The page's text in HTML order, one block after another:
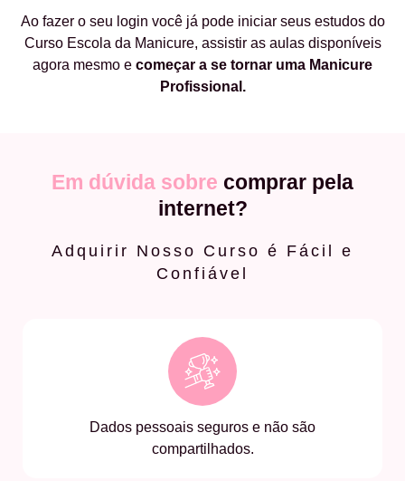
Ao fazer o seu login você já pode iniciar seus estudos do
Curso Escola da Manicure, assistir as aulas disponíveis
agora mesmo e começar a se tornar uma Manicure
Profissional.
Em dúvida sobre comprar pela
internet?
Adquirir Nosso Curso é Fácil e
Confiável
Dados pessoais seguros e não são
compartilhados.